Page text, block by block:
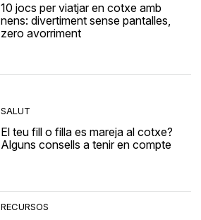
10 jocs per viatjar en cotxe amb
nens: divertiment sense pantalles,
zero avorriment
SALUT
El teu fill o filla es mareja al cotxe?
Alguns consells a tenir en compte
RECURSOS